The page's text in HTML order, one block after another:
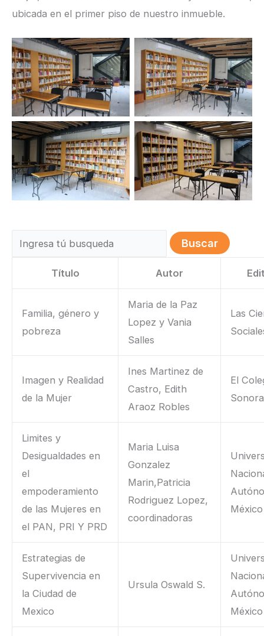
ubicada en el primer piso de nuestro inmueble.
Título Autor
Familia, género y
pobreza
Maria de la Paz
Lopez y Vania
Salles
Las
Imagen y Realidad
de la Mujer
Ines Martinez de
Castro, Edith
Araoz Robles
El
Sonora
Limites y
Desigualdades en
el
empoderamiento
de las Mujeres en
el PAN, PRI Y PRD
Maria Luisa
Gonzalez
Marin,Patricia
Rodriguez Lopez,
coordinadoras
México
Estrategias de
Supervivencia en
la Ciudad de
Mexico
Ursula Oswald S.
México